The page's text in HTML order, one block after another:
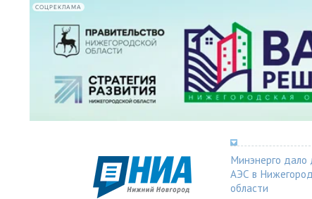
СОЦРЕКЛАМА
Минэнерго дало
АЭС в
области